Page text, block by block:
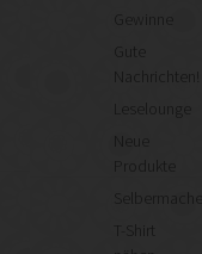
Gute
Nachrichten!
Leselounge
Neue
Produkte
Selbermachen
T-Shirt